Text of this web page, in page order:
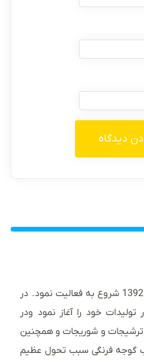
صنایع غذایی دادنام از سال 1392 شروع به فعالیت نمود. در
تولیدات خود را آغاز نمود ودر
ترشیجات و شوریجات و همچنین
گوجه فرنگی سبب تحول عظیم